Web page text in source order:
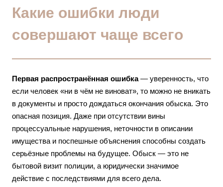
Какие ошибки люди
совершают чаще всего
Первая распространённая ошибка— уверенность, что
если человек «ни в чём не виноват», то можно не вникать
в документы и просто дождаться окончания обыска. Это
опасная позиция. Даже при отсутствии вины
процессуальные нарушения, неточности в описании
имущества и поспешные объяснения способны создать
серьёзные проблемы на будущее. Обыск — это не
бытовой визит полиции, а юридически значимое
действие с последствиями для всего дела.